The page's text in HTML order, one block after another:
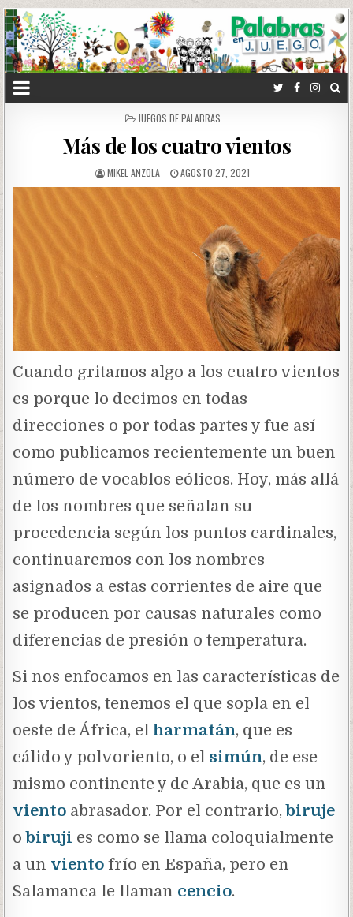
POSTED
JUEGOS DE PALABRAS
Más de los cuatro vientos
MIKEL ANZOLA AGOSTO 27, 2021
Cuando gritamos algo a los cuatro vientos
es porque lo decimos en todas
direcciones o por todas partes y fue así
como publicamos recientemente un buen
número de vocablos eólicos. Hoy, más allá
de los nombres que señalan su
procedencia según los puntos cardinales,
continuaremos con los nombres
asignados a estas corrientes de aire que
se producen por causas naturales como
diferencias de presión o temperatura.
Si nos enfocamos en las características de
los vientos, tenemos el que sopla en el
oeste de África, el harmatán, que es
cálido y polvoriento, o el simún, de ese
mismo continente y de Arabia, que es un
viento abrasador. Por el contrario,biruje
obiruji es como se llama coloquialmente
a un viento frío en España, pero en
Salamanca le llaman cencio.